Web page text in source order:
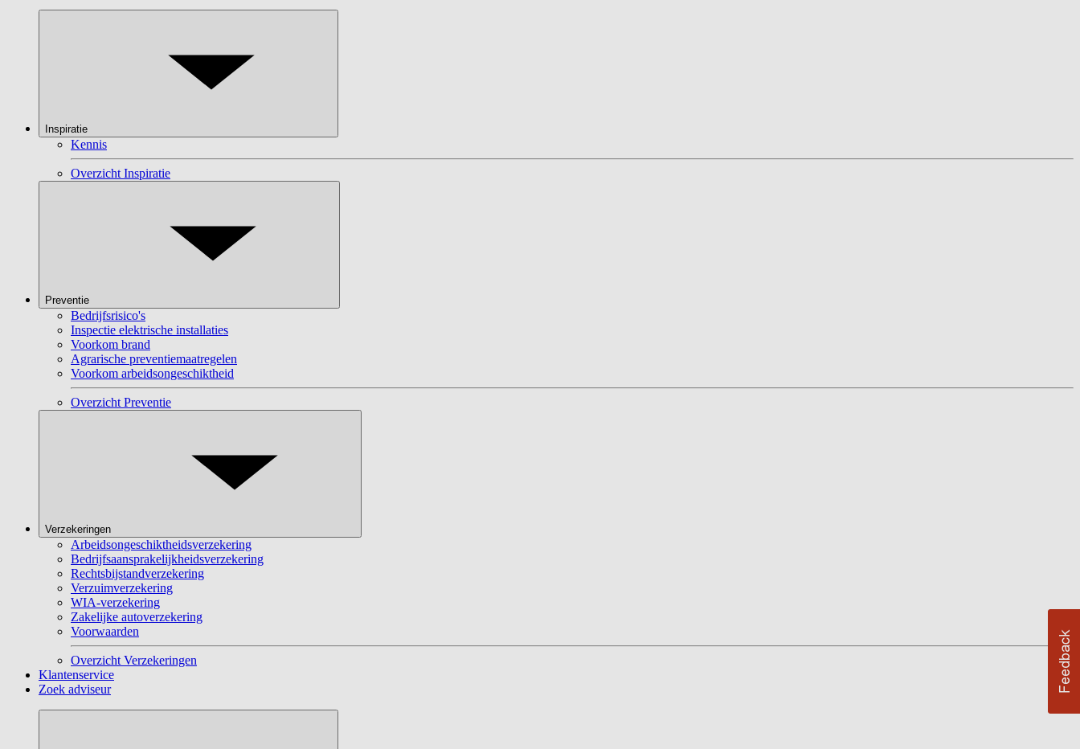
Inspiratie
Kennis
Overzicht Inspiratie
Preventie
Bedrijfsrisico's
Inspectie elektrische installaties
Voorkom brand
Agrarische preventiemaatregelen
Voorkom arbeidsongeschiktheid
Overzicht Preventie
Verzekeringen
Arbeidsongeschiktheidsverzekering
Bedrijfsaansprakelijkheidsverzekering
Rechtsbijstandverzekering
Verzuimverzekering
WIA-verzekering
Zakelijke autoverzekering
Voorwaarden
Overzicht Verzekeringen
Klantenservice
Zoek adviseur